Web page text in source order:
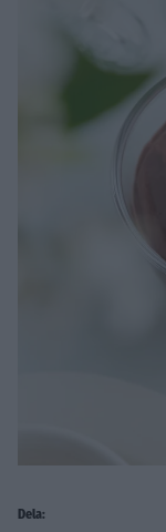
Dela: